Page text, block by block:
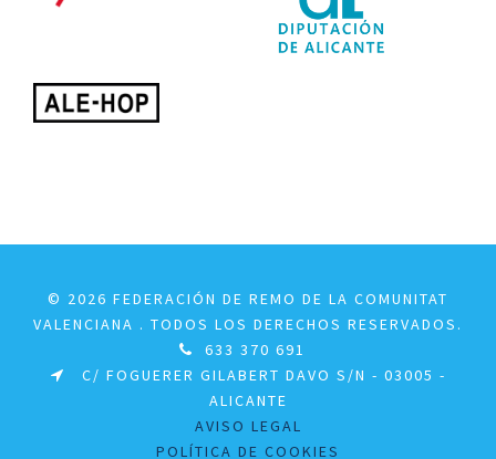
© 2026 FEDERACIÓN DE REMO DE LA COMUNITAT
VALENCIANA . TODOS LOS DERECHOS RESERVADOS.
633 370 691
C/ FOGUERER GILABERT DAVO S/N - 03005 -
ALICANTE
AVISO LEGAL
POLÍTICA DE COOKIES